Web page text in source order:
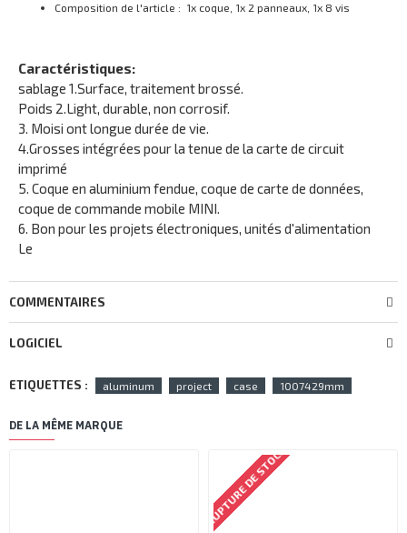
Composition de l'article : 1x coque, 1x 2 panneaux, 1x 8 vis
Caractéristiques:
sablage 1.Surface, traitement brossé.
Poids 2.Light, durable, non corrosif.
3. Moisi ont longue durée de vie.
4.Grosses intégrées pour la tenue de la carte de circuit
imprimé
5. Coque en aluminium fendue, coque de carte de données,
coque de commande mobile MINI.
6. Bon pour les projets électroniques, unités d'alimentation
Le
COMMENTAIRES
LOGICIEL
ETIQUETTES : aluminum project case 1007429mm
DE LA MÊME MARQUE
RUPTURE DE STOCK